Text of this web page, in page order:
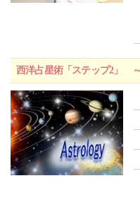
西洋占星術「ステップ2」